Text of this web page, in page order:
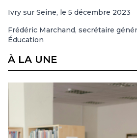
Ivry sur Seine, le 5 décembre 2023
Frédéric Marchand, secrétaire
Éducation
À LA UNE